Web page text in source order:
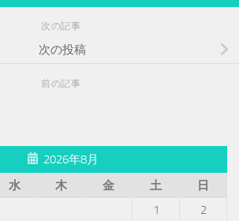
次の記事
次の投稿
前の記事
2026年8月
水 木 金 土
日
1
2